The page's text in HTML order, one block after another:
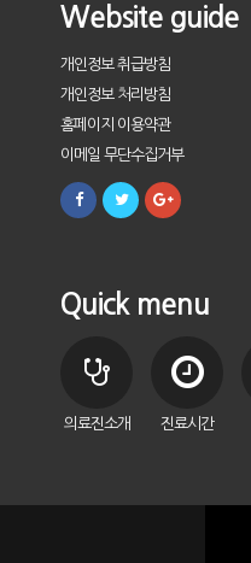
Website guide
개인정보 취급방침
개인정보 처리방침
홈페이지 이용약관
이메일 무단수집거부
Quick menu
의료진소개 진료시간